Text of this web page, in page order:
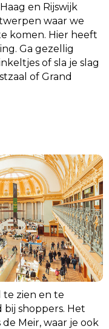
en Rijswijk
waar we
komen. Hier heeft
Ga gezellig
of sla je slag
of Grand
te zien en te
bij shoppers. Het
Meir, waar je ook